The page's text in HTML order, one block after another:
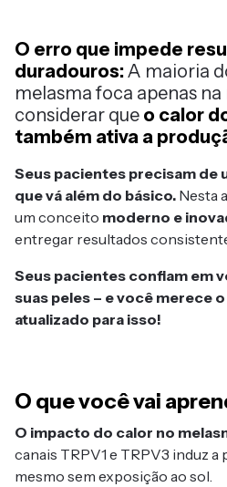
O erro que impede
duradouros:A maioria
melasma foca apenas
considerar que o calor
também ativa a
Seus pacientes precisam de
que vá além do básico. Nesta
um conceito moderno e
entregar resultados
Seus pacientes confiam em
suas peles – e você merece
atualizado para isso!
O que você vai
O impacto do calor no
canais TRPV1 e TRPV3 induz
mesmo sem exposição ao sol.